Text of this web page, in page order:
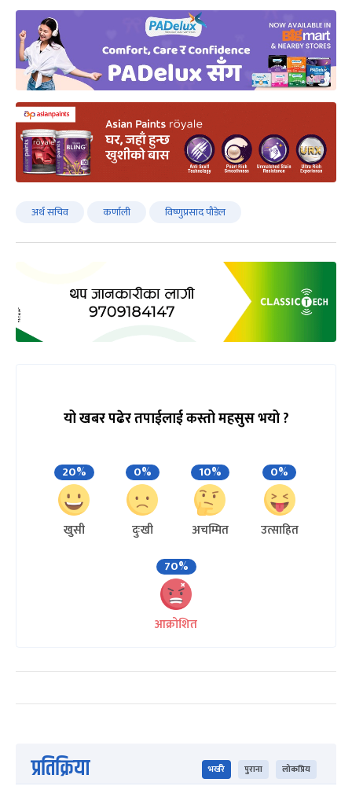
अर्थ सचिव कर्णाली विष्णुप्रसाद पौडेल
यो खबर पढेर तपाईलाई कस्तो महसुस भयो ?
20%
खुसी
0%
दुःखी
10%
अचम्मित
0%
उत्साहित
70%
आक्रोशित
प्रतिक्रिया भर्खरै पुराना लोकप्रिय